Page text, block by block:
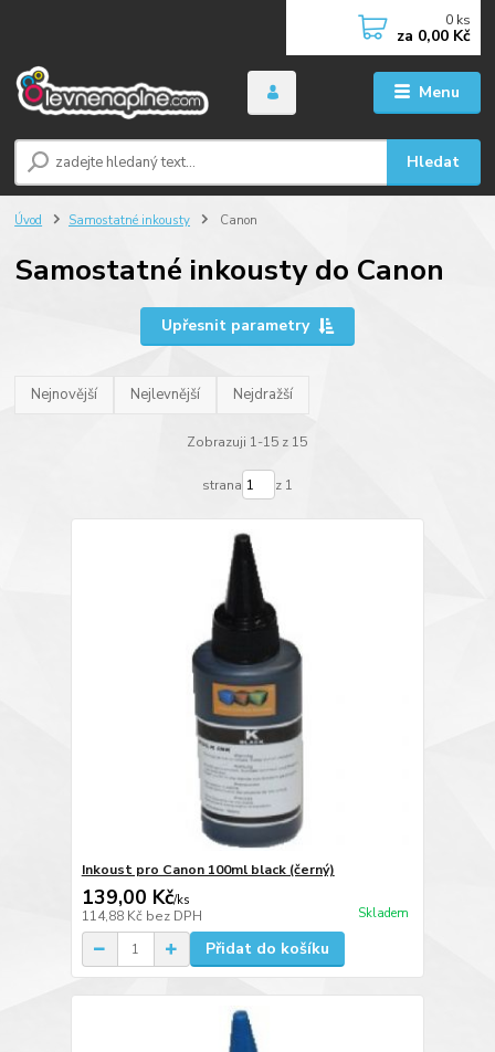
Menu
Hledat
0 ks
za 0,00 Kč
Úvod Samostatné inkousty Canon
Samostatné inkousty do Canon
Upřesnit parametry
Nejnovější Nejlevnější Nejdražší
Zobrazuji 1-15 z 15
strana z 1
Inkoust pro Canon 100ml black (černý)
139,00 Kč/ks
114,88 Kč bez DPH Skladem
Přidat do košíku